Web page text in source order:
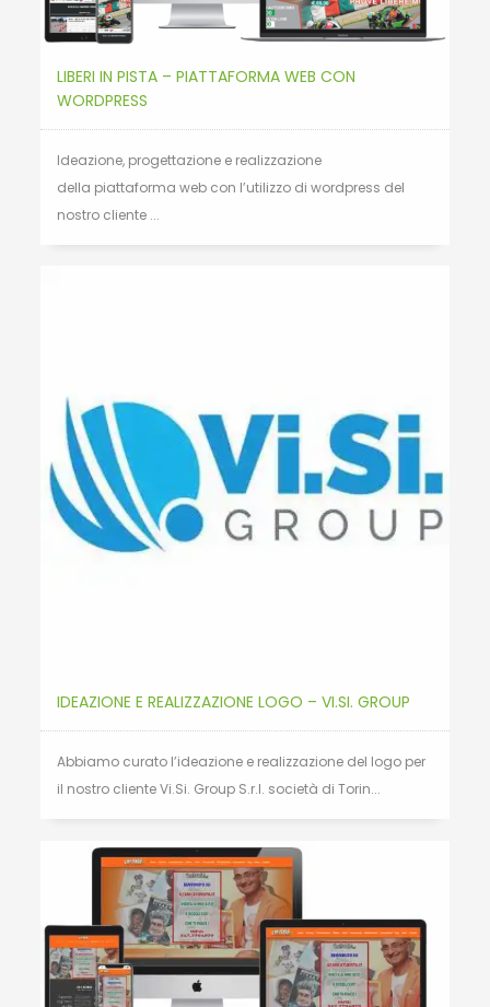
LIBERI IN PISTA – PIATTAFORMA WEB CON
WORDPRESS
Ideazione, progettazione e realizzazione
della piattaforma web con l’utilizzo di wordpress del
nostro cliente ...
IDEAZIONE E REALIZZAZIONE LOGO – VI.SI. GROUP
Abbiamo curato l’ideazione e realizzazione del logo per
il nostro cliente Vi.Si. Group S.r.l. società di Torin...